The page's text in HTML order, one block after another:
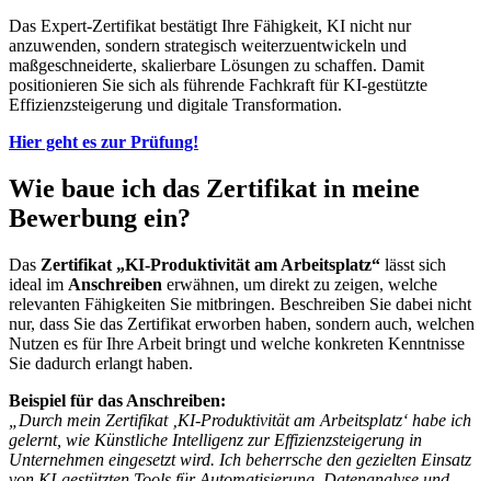
Das Expert-Zertifikat bestätigt Ihre Fähigkeit, KI nicht nur
anzuwenden, sondern strategisch weiterzuentwickeln und
maßgeschneiderte, skalierbare Lösungen zu schaffen. Damit
positionieren Sie sich als führende Fachkraft für KI-gestützte
Effizienzsteigerung und digitale Transformation.
Hier geht es zur Prüfung!
Wie baue ich das Zertifikat in meine
Bewerbung ein?
Das Zertifikat „KI-Produktivität am Arbeitsplatz“ lässt sich
ideal im Anschreiben erwähnen, um direkt zu zeigen, welche
relevanten Fähigkeiten Sie mitbringen. Beschreiben Sie dabei nicht
nur, dass Sie das Zertifikat erworben haben, sondern auch, welchen
Nutzen es für Ihre Arbeit bringt und welche konkreten Kenntnisse
Sie dadurch erlangt haben.
Beispiel für das Anschreiben:
„Durch mein Zertifikat ‚KI-Produktivität am Arbeitsplatz‘ habe ich
gelernt, wie Künstliche Intelligenz zur Effizienzsteigerung in
Unternehmen eingesetzt wird. Ich beherrsche den gezielten Einsatz